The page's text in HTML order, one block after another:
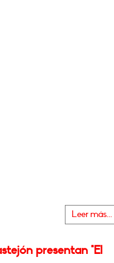
Leer más...
presentan "El